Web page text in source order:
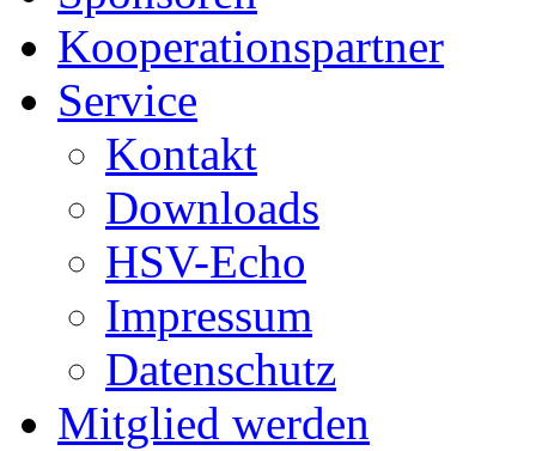
Kooperationspartner
Service
Kontakt
Downloads
HSV-Echo
Impressum
Datenschutz
Mitglied werden